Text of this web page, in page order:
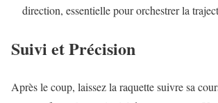
direction, essentielle pour orchestrer la
Suivi et Précision
Après le coup, laissez la raquette suivre sa